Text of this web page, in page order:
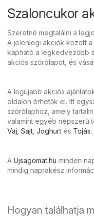
Szaloncukor
Szeretné megtalálni a
A jelenlegi akciók között
kapható a legkedvezőbb
akciós szórólapot, és
A legújabb akciós
oldalon érhetők el. Itt
szórólaphoz, amely
valamint egyéb népszerű
Vaj Sajt Joghurt és Tojás.
A Ujsagomat.hu minden
mindig naprakész
Hogyan találhatja